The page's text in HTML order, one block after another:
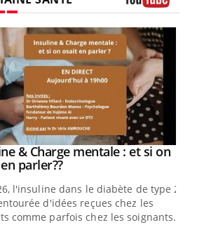
& Charge mentale : et si on
parler??Youtube
l'insuline dans le diabète de type 2
d'idées reçues chez les
comme parfois chez les soignants.